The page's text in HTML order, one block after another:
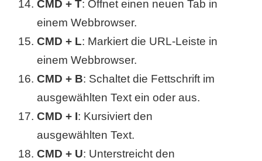
CMD + T: Öffnet einen neuen Tab in
einem Webbrowser.
CMD + L: Markiert die URL-Leiste in
einem Webbrowser.
CMD + B: Schaltet die Fettschrift im
ausgewählten Text ein oder aus.
CMD + I: Kursiviert den
ausgewählten Text.
CMD + U: Unterstreicht den